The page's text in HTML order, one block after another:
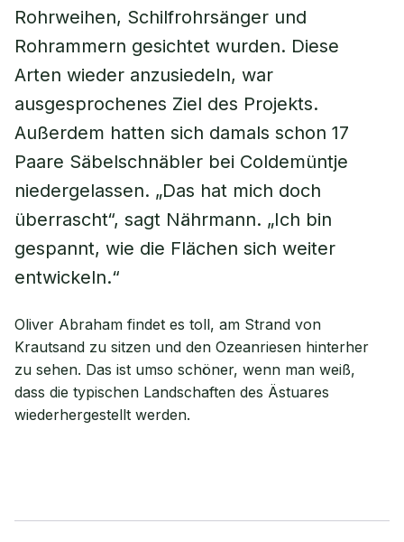
Rohrweihen, Schilfrohrsänger und
Rohrammern gesichtet wurden. Diese
Arten wieder anzusiedeln, war
ausgesprochenes Ziel des Projekts.
Außerdem hatten sich damals schon 17
Paare Säbelschnäbler bei Coldemüntje
niedergelassen. „Das hat mich doch
überrascht“, sagt Nährmann. „Ich bin
gespannt, wie die Flächen sich weiter
entwickeln.“
Oliver Abraham findet es toll, am Strand von
Krautsand zu sitzen und den Ozeanriesen hinterher
zu sehen. Das ist umso schöner, wenn man weiß,
dass die typischen Landschaften des Ästuares
wiederhergestellt werden.